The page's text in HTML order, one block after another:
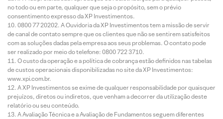
no todo ou em parte, qualquer que seja o propósito, sem o prévio
consentimento expresso da XP Investimentos.
0800 77 20202. A Ouvidoria da XP Investimentos tem a missão de servir
de canal de contato sempre que os clientes que não se sentirem satisfeitos
com as soluções dadas pela empresa aos seus problemas. O contato pode
ser realizado por meio do telefone: 0800 722 3710.
O custo da operação e a política de cobrança estão definidos nas tabelas
de custos operacionais disponibilizadas no site da XP Investimentos:
www.xpi.com.br.
A XP Investimentos se exime de qualquer responsabilidade por quaisquer
prejuízos, diretos ou indiretos, que venham a decorrer da utilização deste
relatório ou seu conteúdo.
A Avaliação Técnica e a Avaliação de Fundamentos seguem diferentes